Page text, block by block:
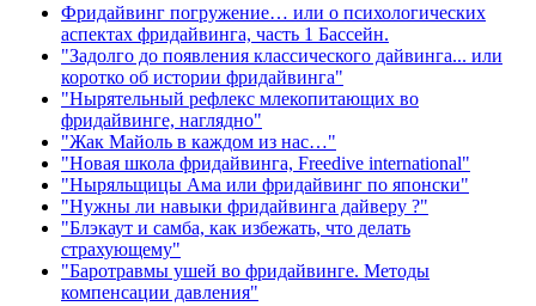
Фридайвинг погружение… или о психологических
аспектах фридайвинга, часть 1 Бассейн.
"Задолго до появления классического дайвинга... или
коротко об истории фридайвинга"
"Нырятельный рефлекс млекопитающих во
фридайвинге, наглядно"
"Жак Майоль в каждом из нас…"
"Новая школа фридайвинга, Freedive international"
"Ныряльщицы Ама или фридайвинг по японски"
"Нужны ли навыки фридайвинга дайверу ?"
"Блэкаут и самба, как избежать, что делать
страхующему"
"Баротравмы ушей во фридайвинге. Методы
компенсации давления"